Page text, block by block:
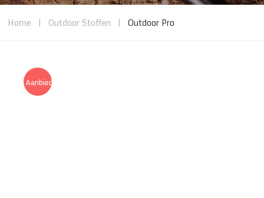
Home | Outdoor Stoffen | Outdoor Pro
Aanbieding!